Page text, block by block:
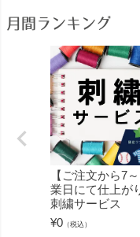
月間ランキング
【ご注文から7
業日にて仕上が
刺繍サービス
¥0 （税込）